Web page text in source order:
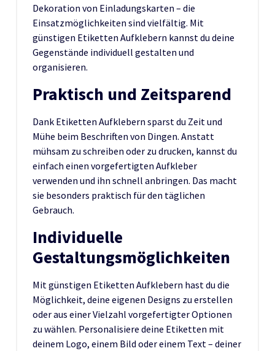
Dekoration von Einladungskarten – die
Einsatzmöglichkeiten sind vielfältig. Mit
günstigen Etiketten Aufklebern kannst du deine
Gegenstände individuell gestalten und
organisieren.
Praktisch und Zeitsparend
Dank Etiketten Aufklebern sparst du Zeit und
Mühe beim Beschriften von Dingen. Anstatt
mühsam zu schreiben oder zu drucken, kannst du
einfach einen vorgefertigten Aufkleber
verwenden und ihn schnell anbringen. Das macht
sie besonders praktisch für den täglichen
Gebrauch.
Individuelle
Gestaltungsmöglichkeiten
Mit günstigen Etiketten Aufklebern hast du die
Möglichkeit, deine eigenen Designs zu erstellen
oder aus einer Vielzahl vorgefertigter Optionen
zu wählen. Personalisiere deine Etiketten mit
deinem Logo, einem Bild oder einem Text – deiner